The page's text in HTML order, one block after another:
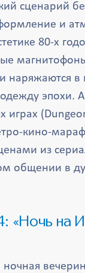
сценарий
и
80-х
наряжаются
эпохи.
играх
кино-
из
общении в